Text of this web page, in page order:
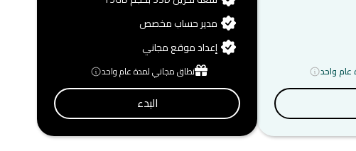
واحد
مدير حساب مخصص
إعداد موقع مجاني
نطاق مجاني لمدة عام واحد
البدء